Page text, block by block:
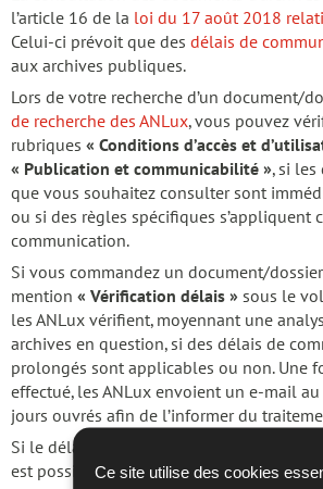
Ce site utilise des cookies
l’article 16 de la loi du 17 août 2018
Celui-ci prévoit que des délais de
aux archives publiques.
Lors de votre recherche d’un document/
de recherche des ANLux, vous pouvez
rubriques « Conditions d’accès et
« Publication et communicabilité », si
que vous souhaitez consulter sont
ou si des règles spécifiques s’appliquent
communication.
Si vous commandez un document/
mention « Vérification délais » sous le
les ANLux vérifient, moyennant une
archives en question, si des délais de
prolongés sont applicables ou non. Une
effectué, les ANLux envoient un e-mail
jours ouvrés afin de l’informer du
Si le délai de protection n’est pas encore
est possible d’entamer, conformément